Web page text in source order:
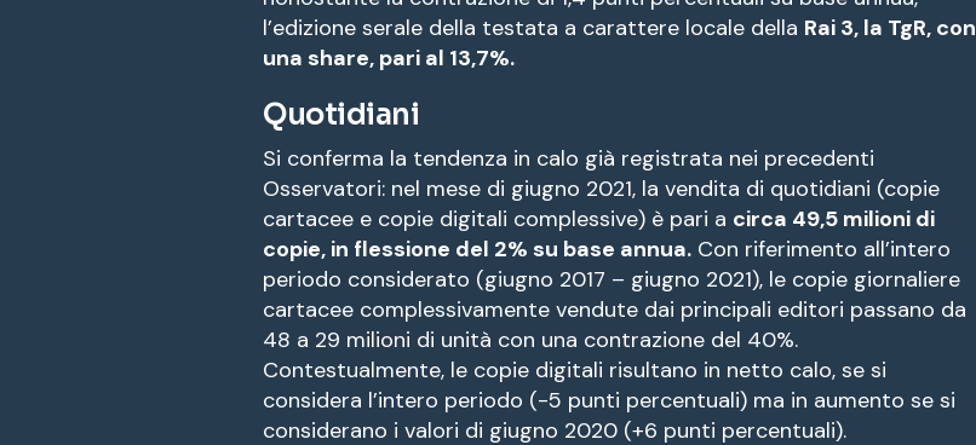
l’edizione serale della testata a carattere locale della Rai 3, la TgR, con
una share, pari al 13,7%.
Quotidiani
Si conferma la tendenza in calo già registrata nei precedenti
Osservatori: nel mese di giugno 2021, la vendita di quotidiani (copie
cartacee e copie digitali complessive) è pari a circa 49,5 milioni di
copie, in flessione del 2% su base annua. Con riferimento all’intero
periodo considerato (giugno 2017 – giugno 2021), le copie giornaliere
cartacee complessivamente vendute dai principali editori passano da
48 a 29 milioni di unità con una contrazione del 40%.
Contestualmente, le copie digitali risultano in netto calo, se si
considera l’intero periodo (-5 punti percentuali) ma in aumento se si
considerano i valori di giugno 2020 (+6 punti percentuali).